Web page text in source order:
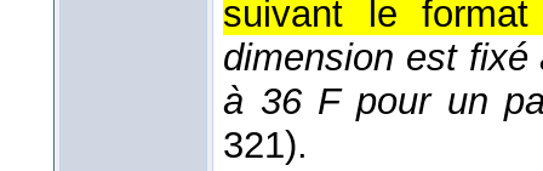
suivant le
dimension est
à 36 F pour un
321).